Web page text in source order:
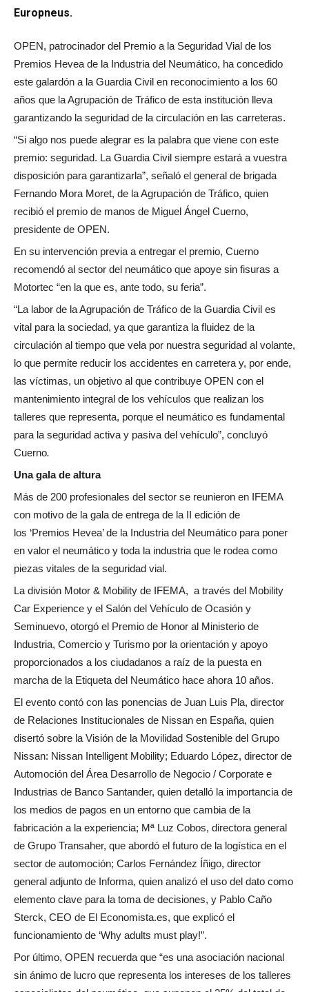
Europneus.
OPEN, patrocinador del Premio a la Seguridad Vial de los
Premios Hevea de la Industria del Neumático, ha concedido
este galardón a la Guardia Civil en reconocimiento a los 60
años que la Agrupación de Tráfico de esta institución lleva
garantizando la seguridad de la circulación en las carreteras.
“Si algo nos puede alegrar es la palabra que viene con este
premio: seguridad. La Guardia Civil siempre estará a vuestra
disposición para garantizarla”, señaló el general de brigada
Fernando Mora Moret, de la Agrupación de Tráfico, quien
recibió el premio de manos de Miguel Ángel Cuerno,
presidente de OPEN.
En su intervención previa a entregar el premio, Cuerno
recomendó al sector del neumático que apoye sin fisuras a
Motortec “en la que es, ante todo, su feria”.
“La labor de la Agrupación de Tráfico de la Guardia Civil es
vital para la sociedad, ya que garantiza la fluidez de la
circulación al tiempo que vela por nuestra seguridad al volante,
lo que permite reducir los accidentes en carretera y, por ende,
las víctimas, un objetivo al que contribuye OPEN con el
mantenimiento integral de los vehículos que realizan los
talleres que representa, porque el neumático es fundamental
para la seguridad activa y pasiva del vehículo”, concluyó
Cuerno.
Una gala de altura
Más de 200 profesionales del sector se reunieron en IFEMA
con motivo de la gala de entrega de la II edición de
los ‘Premios Hevea’ de la Industria del Neumático para poner
en valor el neumático y toda la industria que le rodea como
piezas vitales de la seguridad vial.
La división Motor & Mobility de IFEMA, a través del Mobility
Car Experience y el Salón del Vehículo de Ocasión y
Seminuevo, otorgó el Premio de Honor al Ministerio de
Industria, Comercio y Turismo por la orientación y apoyo
proporcionados a los ciudadanos a raíz de la puesta en
marcha de la Etiqueta del Neumático hace ahora 10 años.
El evento contó con las ponencias de Juan Luis Pla, director
de Relaciones Institucionales de Nissan en España, quien
disertó sobre la Visión de la Movilidad Sostenible del Grupo
Nissan: Nissan Intelligent Mobility; Eduardo López, director de
Automoción del Área Desarrollo de Negocio / Corporate e
Industrias de Banco Santander, quien detalló la importancia de
los medios de pagos en un entorno que cambia de la
fabricación a la experiencia; Mª Luz Cobos, directora general
de Grupo Transaher, que abordó el futuro de la logística en el
sector de automoción; Carlos Fernández Íñigo, director
general adjunto de Informa, quien analizó el uso del dato como
elemento clave para la toma de decisiones, y Pablo Caño
Sterck, CEO de El Economista.es, que explicó el
funcionamiento de ‘Why adults must play!”.
Por último, OPEN recuerda que “es una asociación nacional
sin ánimo de lucro que representa los intereses de los talleres